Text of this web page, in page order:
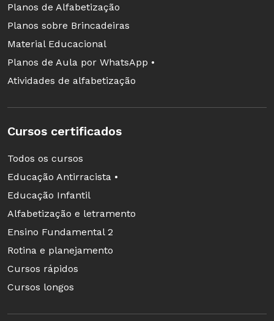
Planos de Alfabetização
Planos sobre Brincadeiras
Material Educacional
Planos de Aula por WhatsApp •
Atividades de alfabetização
Cursos certificados
Todos os cursos
Educação Antirracista •
Educação Infantil
Alfabetização e letramento
Ensino Fundamental 2
Rotina e planejamento
Cursos rápidos
Cursos longos